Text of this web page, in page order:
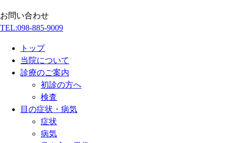
お問い合わせ
TEL:098-885-9009
トップ
当院について
診療のご案内
初診の方へ
検査
目の症状・病気
症状
病気